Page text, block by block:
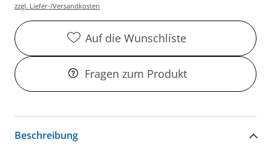
zzgl. Liefer-/Versandkosten
Auf die Wunschliste
Fragen zum Produkt
Beschreibung